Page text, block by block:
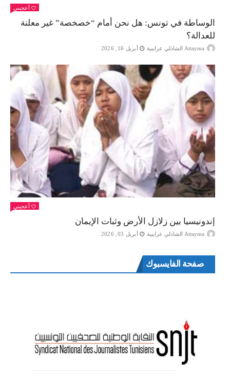
أعجبني
الوساطة في تونس: هل نحن أمام “خصخصة” غير معلنة
للعدالة؟
Attayma الشاذلي عرايبية أبريل 16, 2026
أعجبني
إندونيسيا بين زلازل الأرض وثبات الإيمان
Attayma الشاذلي عرايبية أبريل 03, 2026
صفحة الفايسبوك